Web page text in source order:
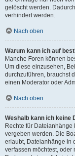
gelöscht werden.
verhindert werden.
Nach oben
Warum kann ich auf
Manche Foren können
Um diese einzusehen,
durchzuführen, brauchst
einen Moderator oder
Nach oben
Weshalb kann ich keine
Rechte für
vergeben werden. Die
erlaubt, Dateianhänge in
verfassen möchtest,